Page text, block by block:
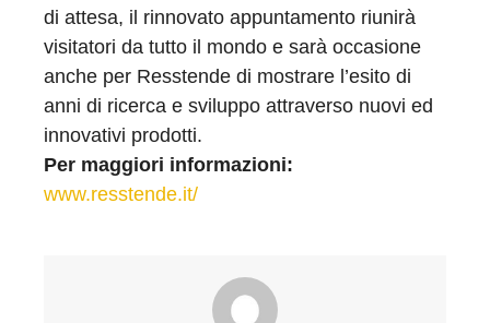
di attesa, il rinnovato appuntamento riunirà
visitatori da tutto il mondo e sarà occasione
anche per Resstende di mostrare l’esito di
anni di ricerca e sviluppo attraverso nuovi ed
innovativi prodotti.
Per maggiori informazioni:
www.resstende.it/